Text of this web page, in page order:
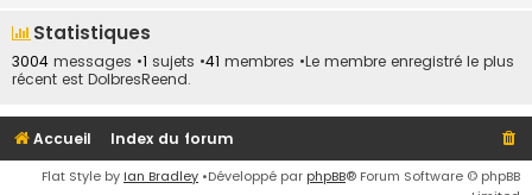
Statistiques
3004 messages •1 sujets •41 membres •Le membre enregistré le plus
récent est DolbresReend.
Accueil Index du forum
Flat Style by Ian Bradley •Développé par phpBB® Forum Software © phpBB